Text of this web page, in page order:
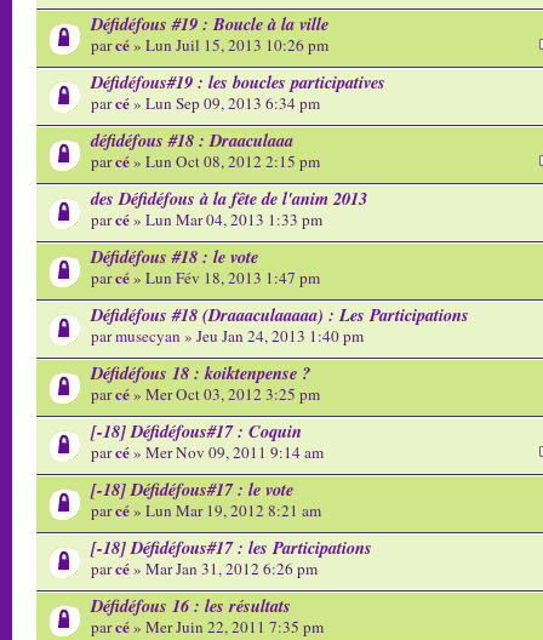
Défidéfous #19 : Boucle à la ville
parcé» Lun Juil 15, 2013 10:26 pm
Défidéfous#19 : les boucles participatives
parcé» Lun Sep 09, 2013 6:34 pm
défidéfous #18 : Draaculaaa
parcé» Lun Oct 08, 2012 2:15 pm
des Défidéfous à la fête de l'anim 2013
parcé» Lun Mar 04, 2013 1:33 pm
Défidéfous #18 : le vote
parcé» Lun Fév 18, 2013 1:47 pm
Défidéfous #18 (Draaaculaaaaa) : Les Participations
parmusecyan » Jeu Jan 24, 2013 1:40 pm
Défidéfous 18 : koiktenpense ?
parcé» Mer Oct 03, 2012 3:25 pm
[-18] Défidéfous#17 : Coquin
parcé» Mer Nov 09, 2011 9:14 am
[-18] Défidéfous#17 : le vote
parcé» Lun Mar 19, 2012 8:21 am
[-18] Défidéfous#17 : les Participations
parcé» Mar Jan 31, 2012 6:26 pm
Défidéfous 16 : les résultats
parcé» Mer Juin 22, 2011 7:35 pm